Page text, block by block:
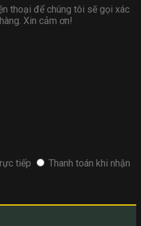
thoại để chúng tôi sẽ gọi xác
Xin cảm ơn!
tiếp
Thanh toán khi nhận